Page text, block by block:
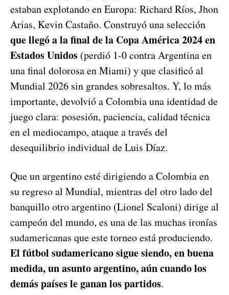
estaban explotando en Europa: Richard Ríos, Jhon
Arias, Kevin Castaño. Construyó una selección
que llegó a la final de la Copa América 2024 en
Estados Unidos (perdió 1-0 contra Argentina en
una final dolorosa en Miami) y que clasificó al
Mundial 2026 sin grandes sobresaltos. Y, lo más
importante, devolvió a Colombia una identidad de
juego clara: posesión, paciencia, calidad técnica
en el mediocampo, ataque a través del
desequilibrio individual de Luis Díaz.
Que un argentino esté dirigiendo a Colombia en
su regreso al Mundial, mientras del otro lado del
banquillo otro argentino (Lionel Scaloni) dirige al
campeón del mundo, es una de las muchas ironías
sudamericanas que este torneo está produciendo.
El fútbol sudamericano sigue siendo, en buena
medida, un asunto argentino, aún cuando los
demás países le ganan los partidos.